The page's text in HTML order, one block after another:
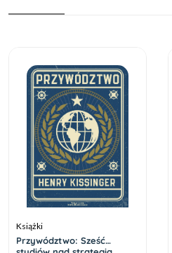
Książki
Przywództwo: Sześć